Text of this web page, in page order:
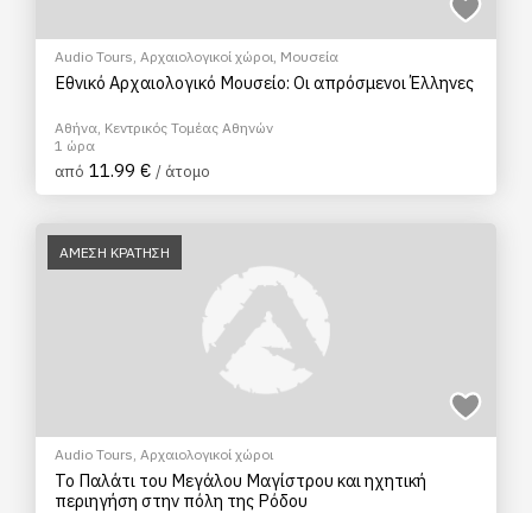
Audio Tours, Αρχαιολογικοί χώροι, Μουσεία
Εθνικό Αρχαιολογικό Μουσείο: Οι απρόσμενοι Έλληνες
Αθήνα, Κεντρικός Τομέας Αθηνών
1 ώρα
από 11.99 € / άτομο
ΑΜΕΣΗ ΚΡΑΤΗΣΗ
Audio Tours, Αρχαιολογικοί χώροι
Το Παλάτι του Μεγάλου Mαγίστρου και ηχητική
περιηγήση στην πόλη της Ρόδου